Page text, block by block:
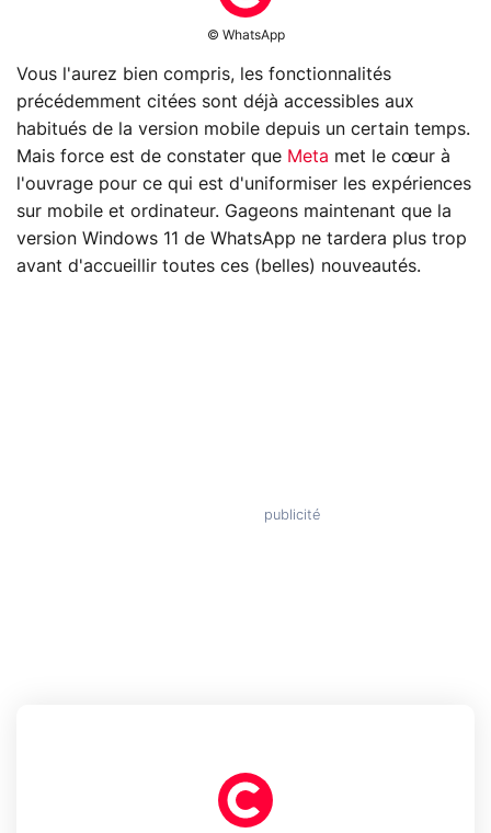
© WhatsApp
Vous l'aurez bien compris, les fonctionnalités
précédemment citées sont déjà accessibles aux
habitués de la version mobile depuis un certain temps.
Mais force est de constater que Meta met le cœur à
l'ouvrage pour ce qui est d'uniformiser les expériences
sur mobile et ordinateur. Gageons maintenant que la
version Windows 11 de WhatsApp ne tardera plus trop
avant d'accueillir toutes ces (belles) nouveautés.